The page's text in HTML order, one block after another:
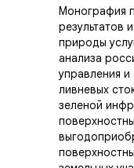
Монография
результатов
природы
анализа
управления
ливневых
зеленой